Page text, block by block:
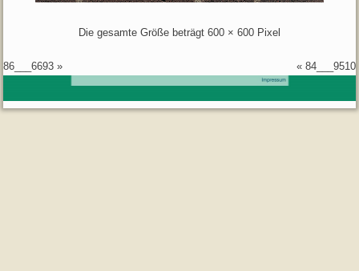
Die gesamte Größe beträgt 600 × 600 Pixel
86___6693 » « 84___9510